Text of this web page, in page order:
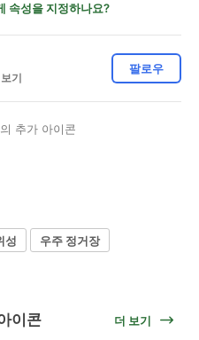
속성을 지정하나요?
기
팔로우
추가 아이콘
성 우주 정거장
이콘 더 보기